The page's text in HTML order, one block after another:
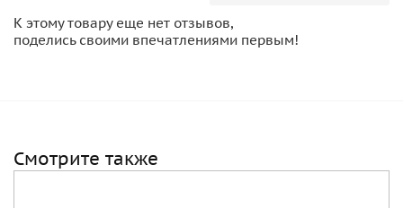
К этому товару еще нет отзывов,
поделись своими впечатлениями первым!
Смотрите также